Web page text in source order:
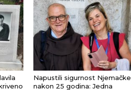
Napustili sigurnost Njemačke
nakon 25 godina: Jedna